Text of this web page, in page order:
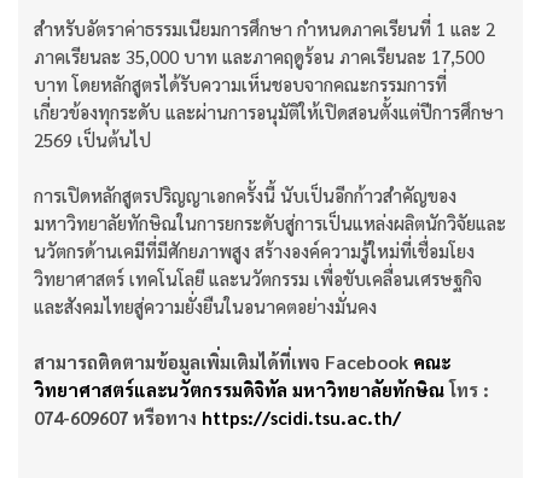
สำหรับอัตราค่าธรรมเนียมการศึกษา กำหนดภาคเรียนที่ 1 และ 2
ภาคเรียนละ 35,000 บาท และภาคฤดูร้อน ภาคเรียนละ 17,500
บาท โดยหลักสูตรได้รับความเห็นชอบจากคณะกรรมการที่
เกี่ยวข้องทุกระดับ และผ่านการอนุมัติให้เปิดสอนตั้งแต่ปีการศึกษา
2569 เป็นต้นไป
การเปิดหลักสูตรปริญญาเอกครั้งนี้ นับเป็นอีกก้าวสำคัญของ
มหาวิทยาลัยทักษิณในการยกระดับสู่การเป็นแหล่งผลิตนักวิจัยและ
นวัตกรด้านเคมีที่มีศักยภาพสูง สร้างองค์ความรู้ใหม่ที่เชื่อมโยง
วิทยาศาสตร์ เทคโนโลยี และนวัตกรรม เพื่อขับเคลื่อนเศรษฐกิจ
และสังคมไทยสู่ความยั่งยืนในอนาคตอย่างมั่นคง
สามารถติดตามข้อมูลเพิ่มเติมได้ที่เพจ Facebook คณะ
วิทยาศาสตร์และนวัตกรรมดิจิทัล มหาวิทยาลัยทักษิณ โทร :
074-609607 หรือทาง https://scidi.tsu.ac.th/